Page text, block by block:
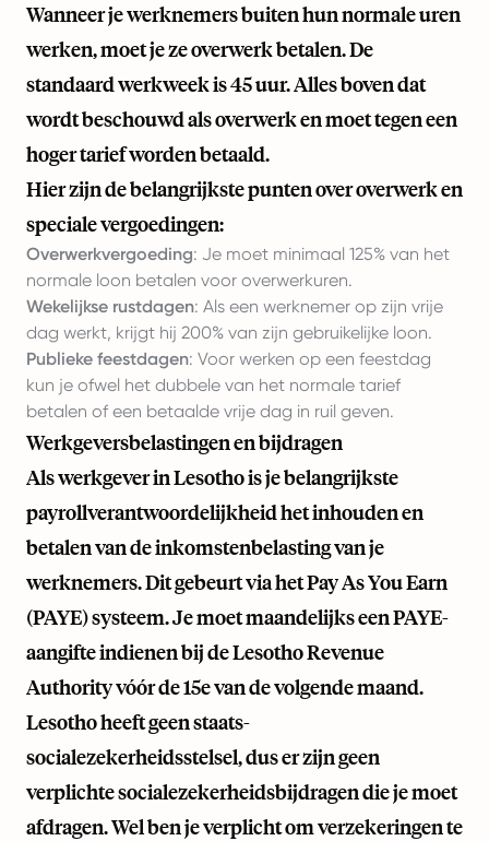
Wanneer je werknemers buiten hun normale uren
werken, moet je ze overwerk betalen. De
standaard werkweek is 45 uur. Alles boven dat
wordt beschouwd als overwerk en moet tegen een
hoger tarief worden betaald.
Hier zijn de belangrijkste punten over overwerk en
speciale vergoedingen:
Overwerkvergoeding: Je moet minimaal 125% van het
normale loon betalen voor overwerkuren.
Wekelijkse rustdagen: Als een werknemer op zijn vrije
dag werkt, krijgt hij 200% van zijn gebruikelijke loon.
Publieke feestdagen: Voor werken op een feestdag
kun je ofwel het dubbele van het normale tarief
betalen of een betaalde vrije dag in ruil geven.
Werkgeversbelastingen en bijdragen
Als werkgever in Lesotho is je belangrijkste
payrollverantwoordelijkheid het inhouden en
betalen van de inkomstenbelasting van je
werknemers. Dit gebeurt via het Pay As You Earn
(PAYE) systeem. Je moet maandelijks een PAYE-
aangifte indienen bij de Lesotho Revenue
Authority vóór de 15e van de volgende maand.
Lesotho heeft geen staats-
socialezekerheidsstelsel, dus er zijn geen
verplichte socialezekerheidsbijdragen die je moet
afdragen. Wel ben je verplicht om verzekeringen te